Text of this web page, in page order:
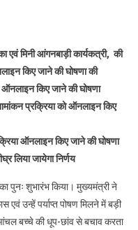
एवं मिनी आंगनबाड़ी कार्यकत्री, की
किए जाने की घोषणा की
किए जाने की घोषणा
प्रक्रिया को ऑनलाइन किए
ऑनलाइन किए जाने की घोषणा
लिया जायेगा निर्णय
पुनः शुभारंभ किया। मुख्यमंत्री ने
एवं उन्हें पर्याप्त पोषण मिलने में बड़ी
बच्चे की धूप-छांव से बचाव करता